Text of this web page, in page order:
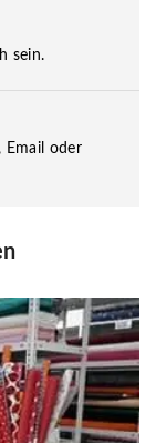
sein.
Email oder